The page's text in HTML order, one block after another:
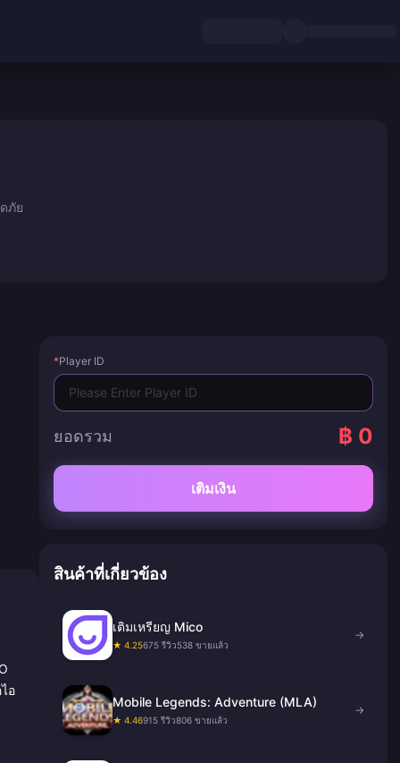
ภัย
อ
*Player ID
ยอดรวม ฿ 0
เติมเงิน
สินค้าที่เกี่ยวข้อง
เติมเหรียญ Mico
★ 4.25675 รีวิว538 ขายแล้ว
→
Mobile Legends: Adventure (MLA)
★ 4.46915 รีวิว806 ขายแล้ว
→